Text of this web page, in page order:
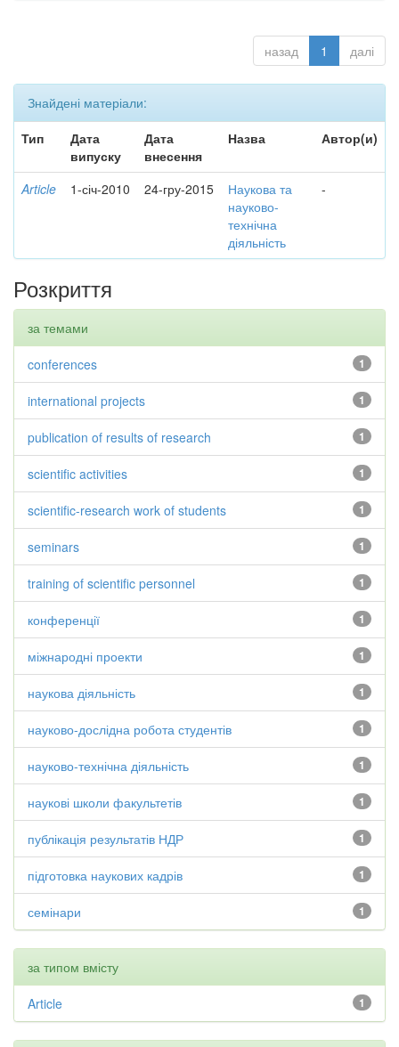
назад 1 далі
Знайдені матеріали:
Тип
Дата
випуску
Дата
внесення
Назва Автор(и)
Article 1-січ-2010 24-гру-2015
Наукова та
науково-
технічна
діяльність
-
Розкриття
за темами
1
conferences
1
international projects
1
publication of results of research
1
scientific activities
1
scientific-research work of students
1
seminars
1
training of scientific personnel
1
конференції
1
міжнародні проекти
1
наукова діяльність
1
науково-дослідна робота студентів
1
науково-технічна діяльність
1
наукові школи факультетів
1
публікація результатів НДР
1
підготовка наукових кадрів
1
семінари
за типом вмісту
1
Article